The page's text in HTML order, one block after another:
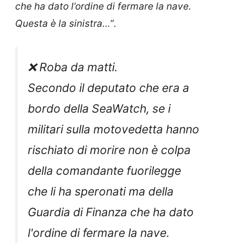
che ha dato l’ordine di fermare la nave.
Questa è la sinistra…”.
❌ Roba da matti.
Secondo il deputato che era a
bordo della SeaWatch, se i
militari sulla motovedetta hanno
rischiato di morire non è colpa
della comandante fuorilegge
che li ha speronati ma della
Guardia di Finanza che ha dato
l'ordine di fermare la nave.